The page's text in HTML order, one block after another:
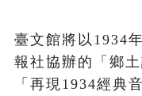
臺文館將以1934
報社協辦的「鄉
「再現1934經典